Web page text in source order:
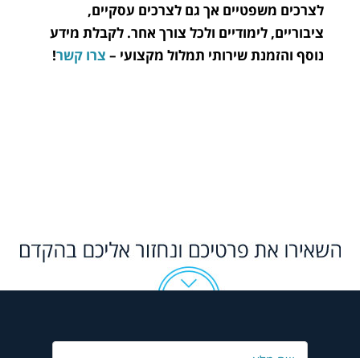
לצרכים משפטיים אך גם לצרכים עסקיים,
ציבוריים, לימודיים ולכל צורך אחר. לקבלת מידע
נוסף והזמנת שירותי תמלול מקצועי – צרו קשר!